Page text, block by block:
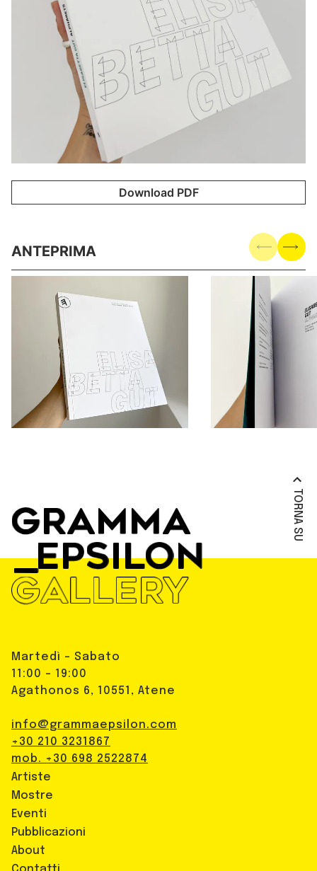
Download PDF
ANTEPRIMA
TORNA SU
Martedì - Sabato
11:00 - 19:00
Agathonos 6, 10551, Atene
info@grammaepsilon.com
+30 210 3231867
mob. +30 698 2522874
Artiste
Mostre
Eventi
Pubblicazioni
About